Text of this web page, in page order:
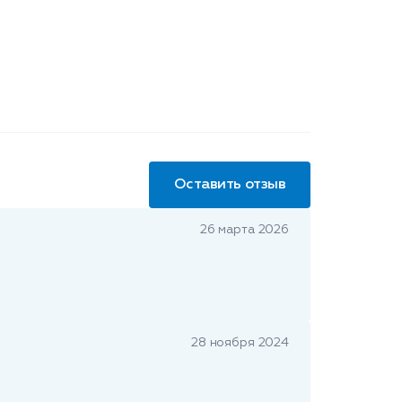
Оставить отзыв
26 марта 2026
28 ноября 2024